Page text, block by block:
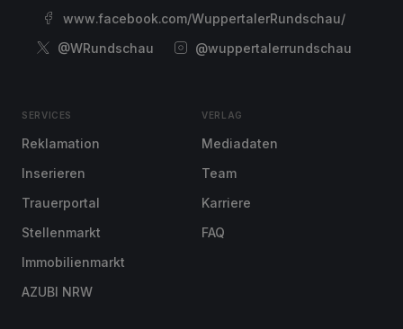
www.facebook.com/WuppertalerRundschau/
@WRundschau
@wuppertalerrundschau
SERVICES
Reklamation
Inserieren
Trauerportal
Stellenmarkt
Immobilienmarkt
AZUBI NRW
VERLAG
Mediadaten
Team
Karriere
FAQ